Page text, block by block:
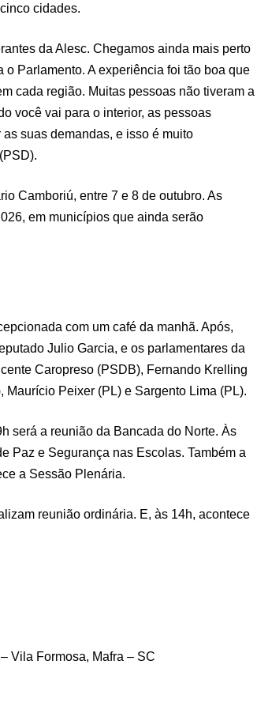
cidades.
da Alesc. Chegamos ainda mais perto
Parlamento. A experiência foi tão boa que
cada região. Muitas pessoas não tiveram a
você vai para o interior, as pessoas
suas demandas, e isso é muito
Camboriú, entre 7 e 8 de outubro. As
em municípios que ainda serão
com um café da manhã. Após,
Julio Garcia, e os parlamentares da
Caropreso (PSDB), Fernando Krelling
Peixer (PL) e Sargento Lima (PL).
será a reunião da Bancada do Norte. Às
Paz e Segurança nas Escolas. Também a
a Sessão Plenária.
reunião ordinária. E, às 14h, acontece
Vila Formosa, Mafra – SC